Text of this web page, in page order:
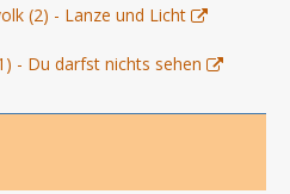
(2) - Lanze und Licht
- Du darfst nichts sehen